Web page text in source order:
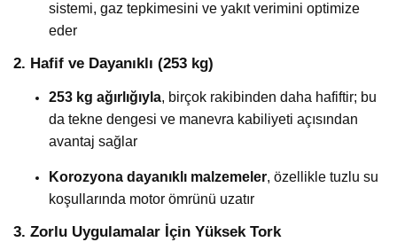
sistemi, gaz tepkimesini ve yakıt verimini optimize
eder
2. Hafif ve Dayanıklı (253 kg)
253 kg ağırlığıyla, birçok rakibinden daha hafiftir; bu
da tekne dengesi ve manevra kabiliyeti açısından
avantaj sağlar
Korozyona dayanıklı malzemeler, özellikle tuzlu su
koşullarında motor ömrünü uzatır
3. Zorlu Uygulamalar İçin Yüksek Tork